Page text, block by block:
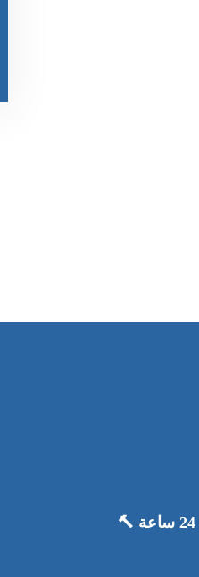
نجار في أبوظبي 24 ساعة 🔨